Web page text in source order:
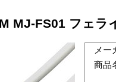
MJ-FS01 フェラ
メー
商品